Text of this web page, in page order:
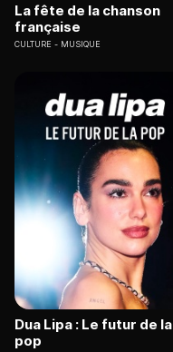
La fête de la chanson
française
CULTURE MUSIQUE
Dua Lipa : Le futur de la
pop